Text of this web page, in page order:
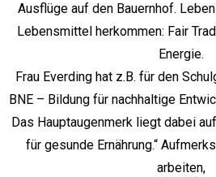
Ausflüge auf den Bauernhof.
Lebensmittel herkommen: Fair
Energie.
Frau Everding hat z.B. für den
BNE – Bildung für nachhaltige
Das Hauptaugenmerk liegt dabei
für gesunde Ernährung.“
arbeiten,